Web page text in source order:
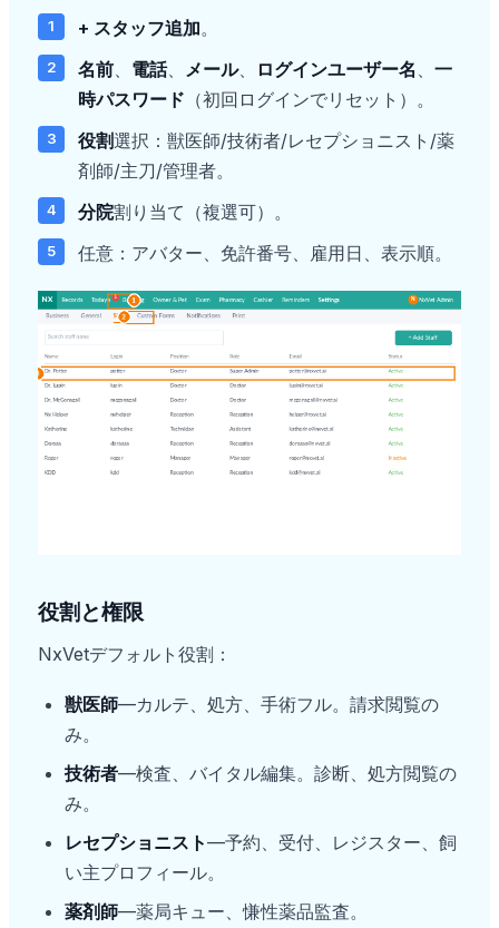
+ スタッフ追加。
名前
電話、 メール、 ログインユーザー名
一
時パスワード （初回ログインでリセット）。
役割選択：獣医師/技術者/レセプショニスト/薬
剤師/主刀/管理者。
分院割り当て（複選可）。
任意：アバター、免許番号、雇用日、表示順。
役割と権限
NxVetデフォルト役割：
獣医師—カルテ、処方、手術フル。請求閲覧の
み。
技術者—検査、バイタル編集。診断、処方閲覧の
み。
レセプショニスト—予約、受付、レジスター、飼
い主プロフィール。
薬剤師—薬局キュー、慊性薬品監査。